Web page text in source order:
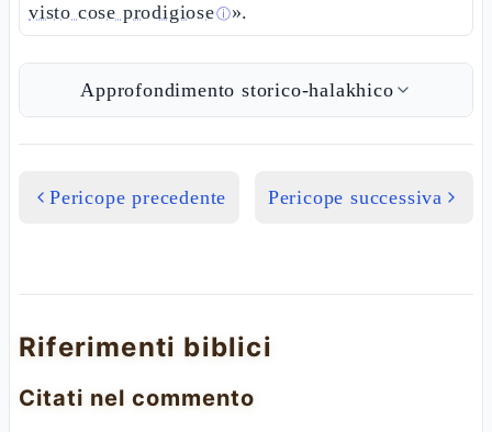
visto cose prodigioseⓘ».
Approfondimento storico-halakhico
Pericope precedente Pericope successiva
Riferimenti biblici
Citati nel commento